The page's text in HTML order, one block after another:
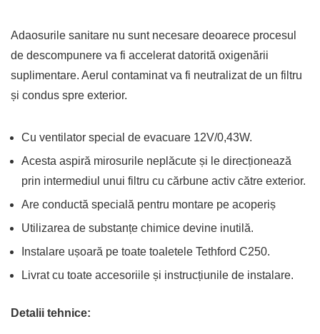
Adaosurile sanitare nu sunt necesare deoarece procesul
de descompunere va fi accelerat datorită oxigenării
suplimentare. Aerul contaminat va fi neutralizat de un filtru
și condus spre exterior.
Cu ventilator special de evacuare 12V/0,43W.
Acesta aspiră mirosurile neplăcute și le direcționează
prin intermediul unui filtru cu cărbune activ către exterior.
Are conductă specială pentru montare pe acoperiș
Utilizarea de substanțe chimice devine inutilă.
Instalare ușoară pe toate toaletele Tethford C250.
Livrat cu toate accesoriile și instrucțiunile de instalare.
Detalii tehnice: